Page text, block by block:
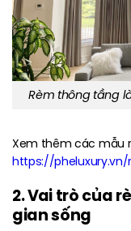
Rèm thông tầng
Xem thêm các mẫu
https://
2. Vai trò của
gian sống